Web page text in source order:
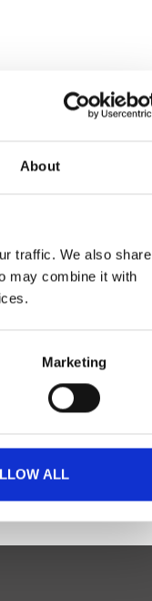
About
traffic. We also share
may combine it with
Marketing
ALL